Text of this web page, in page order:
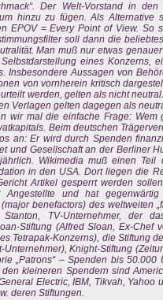
Der Welt-Vorstand in
hinzu zu fügen. Als Alternative
EPOV = Every Point of View. So
soll dann die
Man muß nur etwas
eines Konzerns,
Insbesondere Aussagen von
von vornherein kritisch
werden, gelten als nicht
Verlagen gelten dagegen als
wir mal die einfache Frage: Wem
Beim deutschen
an: Er wird durch Spenden
und Gesellschaft an der Berliner
Wikimedia muß einen
in den USA. Dort liegen die
Artikel gesperrt werden
Angestellte und hat
benefactors) des weltweiten
TV-Unternehmer, der
Stiftung (Alfred Sloan, Ex-Chef
Tetrapak-Konzerns), die Stiftung
Unternehmer), Knight-Stiftung
„Patrons“ – Spenden bis
den kleineren Spendern sind
Electric, IBM, Tikvah,
deren Stiftungen.